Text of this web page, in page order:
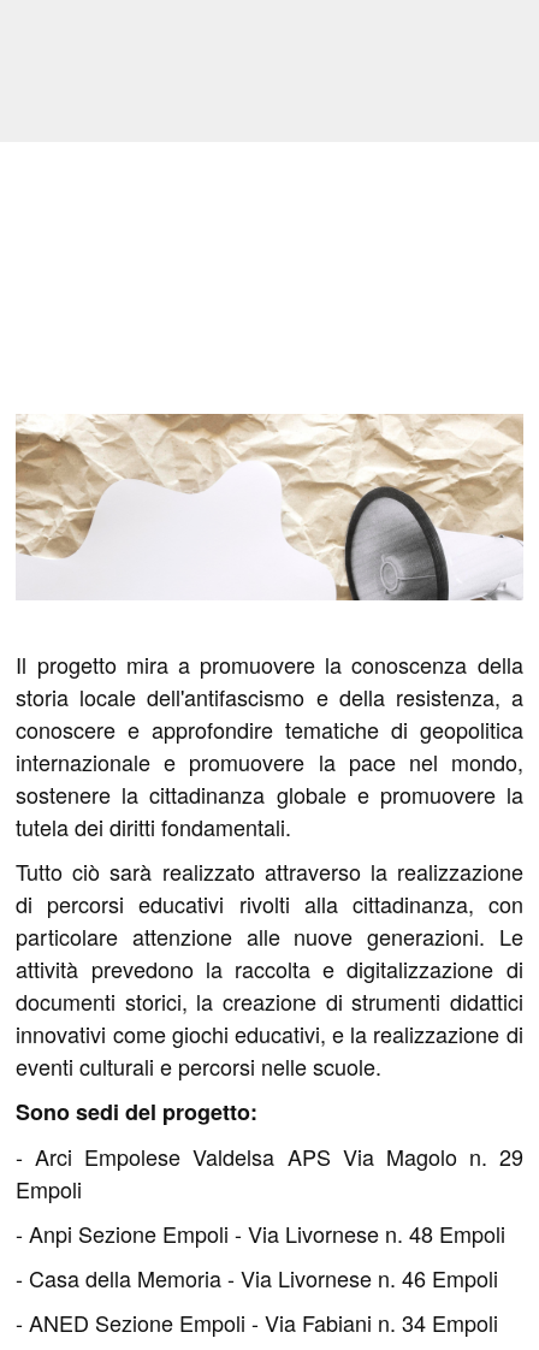
Il progetto mira a promuovere la conoscenza della
storia locale dell'antifascismo e della resistenza, a
conoscere e approfondire tematiche di geopolitica
internazionale e promuovere la pace nel mondo,
sostenere la cittadinanza globale e promuovere la
tutela dei diritti fondamentali.
Tutto ciò sarà realizzato attraverso la realizzazione
di percorsi educativi rivolti alla cittadinanza, con
particolare attenzione alle nuove generazioni. Le
attività prevedono la raccolta e digitalizzazione di
documenti storici, la creazione di strumenti didattici
innovativi come giochi educativi, e la realizzazione di
eventi culturali e percorsi nelle scuole.
Sono sedi del progetto:
- Arci Empolese Valdelsa APS Via Magolo n. 29
Empoli
- Anpi Sezione Empoli - Via Livornese n. 48 Empoli
- Casa della Memoria - Via Livornese n. 46 Empoli
- ANED Sezione Empoli - Via Fabiani n. 34 Empoli